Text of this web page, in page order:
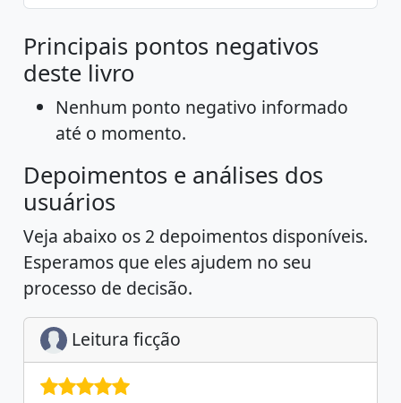
Principais pontos negativos
deste livro
Nenhum ponto negativo informado
até o momento.
Depoimentos e análises dos
usuários
Veja abaixo os 2 depoimentos disponíveis.
Esperamos que eles ajudem no seu
processo de decisão.
Leitura ficção